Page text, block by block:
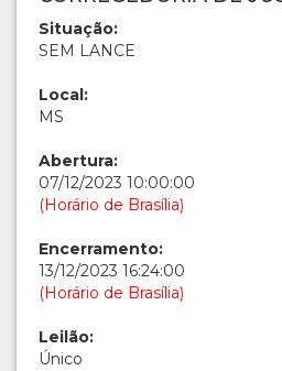
Situação:
SEM LANCE
Local:
MS
Abertura:
07/12/2023 10:00:00
(Horário de Brasília)
Encerramento:
13/12/2023 16:24:00
(Horário de Brasília)
Leilão:
Único